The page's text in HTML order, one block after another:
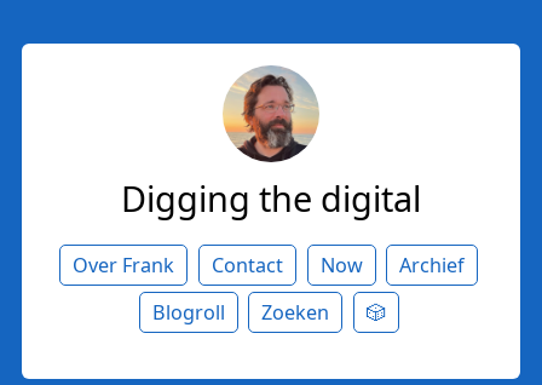
Digging the digital
Over Frank Contact Now
Archief
Blogroll
Zoeken 🎲